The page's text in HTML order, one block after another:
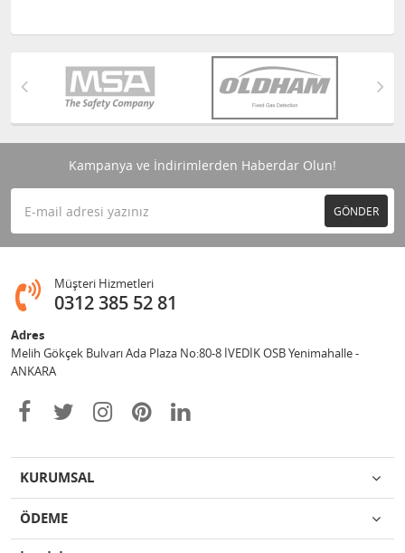
Kampanya ve İndirimlerden Haberdar Olun!
GÖNDER
Müşteri Hizmetleri
0312 385 52 81
Adres
Melih Gökçek Bulvarı Ada Plaza No:80-8 İVEDİK OSB Yenimahalle -
ANKARA
KURUMSAL
ÖDEME